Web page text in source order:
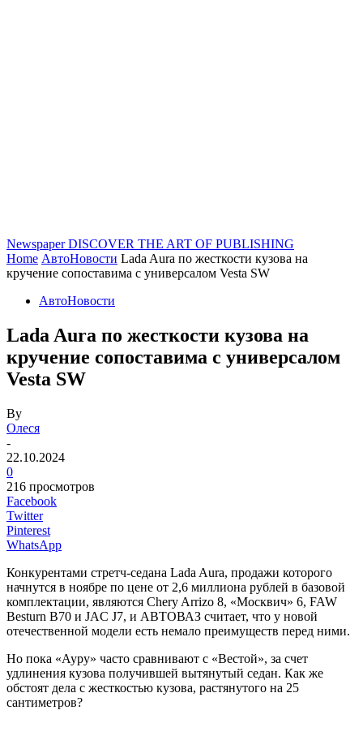
Newspaper DISCOVER THE ART OF PUBLISHING
Home АвтоНовости Lada Aura по жесткости кузова на
кручение сопоставима с универсалом Vesta SW
АвтоНовости
Lada Aura по жесткости кузова на
кручение сопоставима с универсалом
Vesta SW
By
Олеся
-
22.10.2024
0
216 просмотров
Facebook
Twitter
Pinterest
WhatsApp
Конкурентами стретч-седана Lada Aura, продажи которого
начнутся в ноябре по цене от 2,6 миллиона рублей в базовой
комплектации, являются Chery Arrizo 8, «Москвич» 6, FAW
Besturn B70 и JAC J7, и АВТОВАЗ считает, что у новой
отечественной модели есть немало преимуществ перед ними.
Но пока «Ауру» часто сравнивают с «Вестой», за счет
удлинения кузова получившей вытянутый седан. Как же
обстоят дела с жесткостью кузова, растянутого на 25
сантиметров?